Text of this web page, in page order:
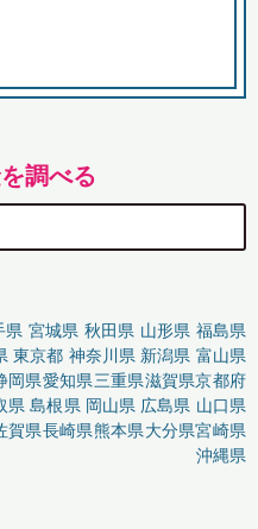
調べる
県 宮城県 秋田県 山形県 福島県
東京都 神奈川県 新潟県 富山県
岡県愛知県三重県滋賀県京都府
県 島根県 岡山県 広島県 山口県
賀県長崎県熊本県大分県宮崎県
沖縄県